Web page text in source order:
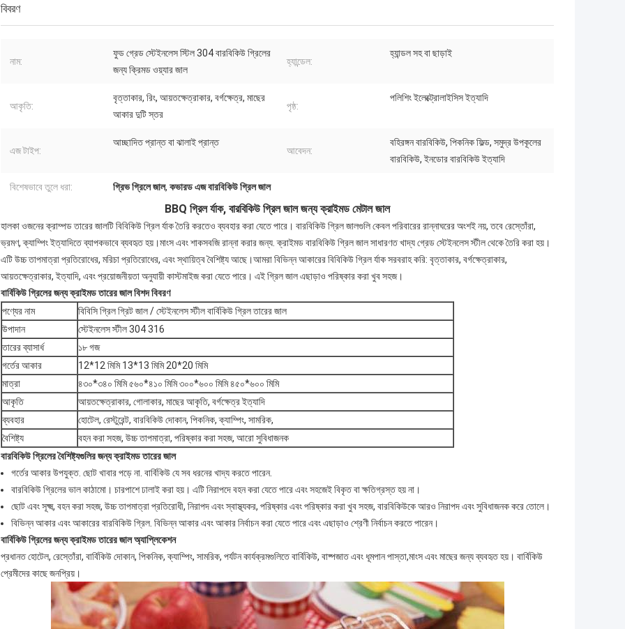
বিবরণ
নাম:
ফুড গ্রেড স্টেইনলেস স্টিল 304 বারবিকিউ গ্রিলের
জন্য ক্রিমড ওয়্যার জাল
হ্যান্ডেল:
হ্যান্ডল সহ বা ছাড়াই
আকৃতি:
বৃত্তাকার, রিং, আয়তক্ষেত্রাকার, বর্গক্ষেত্র, মাছের
আকার দুটি স্তর
পৃষ্ঠ:
পলিশিং ইলেক্ট্রোলাইসিস ইত্যাদি
এজ টাইপ:
আচ্ছাদিত প্রান্ত বা ঝালাই প্রান্ত
আবেদন:
বহিরঙ্গন বারবিকিউ, পিকনিক ফিল্ড, সমুদ্র উপকূলের
বারবিকিউ, ইনডোর বারবিকিউ ইত্যাদি
বিশেষভাবে তুলে ধরা: গ্রিভ গ্রিলে জাল, কভারড এজ বারবিকিউ গ্রিল জাল
BBQ গ্রিল র্যাক, বারবিকিউ গ্রিল জাল জন্য ক্রাইমড মেটাল জাল
হালকা ওজনের ক্রাম্পড তারের জালটি বিবিকিউ গ্রিল র্যাক তৈরি করতেও ব্যবহার করা যেতে পারে। বারবিকিউ গ্রিল জালগুলি কেবল পরিবারের রান্নাঘরের অংশই নয়, তবে রেস্তোঁরা,
ভ্রমণ, ক্যাম্পিং ইত্যাদিতে ব্যাপকভাবে ব্যবহৃত হয়।মাংস এবং শাকসবজি রান্না করার জন্য. ক্রাইমড বারবিকিউ গ্রিল জাল সাধারণত খাদ্য গ্রেড স্টেইনলেস স্টীল থেকে তৈরি করা হয়।
এটি উচ্চ তাপমাত্রা প্রতিরোধের, মরিচা প্রতিরোধের, এবং স্থায়িত্ব বৈশিষ্ট্য আছে।আমরা বিভিন্ন আকারের বিবিকিউ গ্রিল র্যাক সরবরাহ করি: বৃত্তাকার, বর্গক্ষেত্রাকার,
আয়তক্ষেত্রাকার, ইত্যাদি, এবং প্রয়োজনীয়তা অনুযায়ী কাস্টমাইজ করা যেতে পারে। এই গ্রিল জাল এছাড়াও পরিষ্কার করা খুব সহজ।
বার্বিকিউ গ্রিলের জন্য ক্রাইমড তারের জালবিশদ বিবরণ
পণ্যের নাম
বিবিসি গ্রিল গ্রিট জাল / স্টেইনলেস স্টীল বার্বিকিউ গ্রিল তারের জাল
উপাদান
স্টেইনলেস স্টীল 304 316
তারের ব্যাসার্ধ
১৮ গজ
গর্তের আকার
12*12 মিমি 13*13 মিমি 20*20 মিমি
মাত্রা
৪৩০*৩৪০ মিমি ৫৬০*৪১০ মিমি ৩০০*৬০০ মিমি ৪৫০*৬০০ মিমি
আকৃতি
আয়তক্ষেত্রাকার, গোলাকার, মাছের আকৃতি, বর্গক্ষেত্র ইত্যাদি
ব্যবহার
হোটেল, রেস্টুরেন্ট, বারবিকিউ দোকান, পিকনিক, ক্যাম্পিং, সামরিক,
বৈশিষ্ট্য
বহন করা সহজ, উচ্চ তাপমাত্রা, পরিষ্কার করা সহজ, আরো সুবিধাজনক
বারবিকিউ গ্রিলের বৈশিষ্ট্যগুলির জন্য ক্রাইমড তারের জাল
গর্তের আকার উপযুক্ত. ছোট খাবার পড়ে না. বার্বিকিউ যে সব ধরনের খাদ্য করতে পারেন.
বারবিকিউ গ্রিলের ভাল কাঠামো। চারপাশে ঢালাই করা হয়। এটি নিরাপদে বহন করা যেতে পারে এবং সহজেই বিকৃত বা ক্ষতিগ্রস্ত হয় না।
ছোট এবং সূক্ষ্ম, বহন করা সহজ, উচ্চ তাপমাত্রা প্রতিরোধী, নিরাপদ এবং স্বাস্থ্যকর, পরিষ্কার এবং পরিষ্কার করা খুব সহজ, বারবিকিউকে আরও নিরাপদ এবং সুবিধাজনক করে তোলে।
বিভিন্ন আকার এবং আকারের বারবিকিউ গ্রিল. বিভিন্ন আকার এবং আকার নির্বাচন করা যেতে পারে এবং এছাড়াও শ্রেণী নির্বাচন করতে পারেন।
বার্বিকিউ গ্রিলের জন্য ক্রাইমড তারের জালঅ্যাপ্লিকেশন
প্রধানত হোটেল, রেস্তোঁরা, বার্বিকিউ দোকান, পিকনিক, ক্যাম্পিং, সামরিক, পর্যটন কার্যক্রমগুলিতে বার্বিকিউ, বাষ্পজাত এবং ধূমপান পাস্তা,মাংস এবং মাছের জন্য ব্যবহৃত হয়। বার্বিকিউ
প্রেমীদের কাছে জনপ্রিয়।